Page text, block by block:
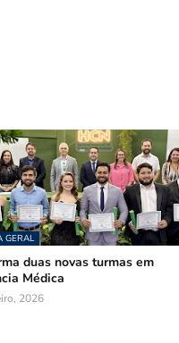
GERAL
duas novas turmas em
Médica
2026